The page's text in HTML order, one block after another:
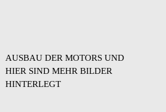
AUSBAU DER MOTORS UND
HIER SIND MEHR BILDER
HINTERLEGT